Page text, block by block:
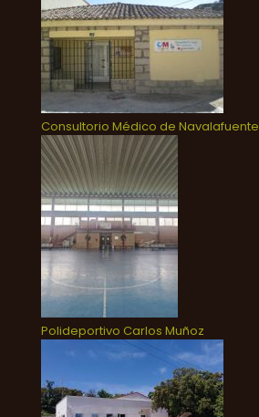
Consultorio Médico de Navalafuente
Polideportivo Carlos Muñoz